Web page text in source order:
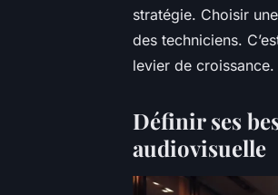
stratégie. Choisir
des techniciens.
levier de
Définir ses
audiovisuelle